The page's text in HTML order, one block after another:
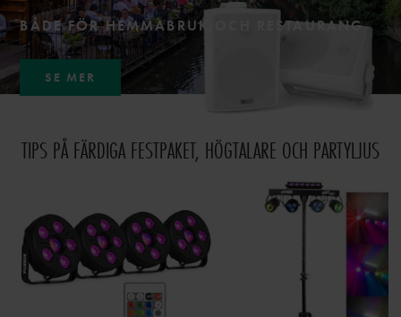
BÅDE FÖR HEMMABRUK OCH RESTAURANG
SE MER
TIPS PÅ FÄRDIGA FESTPAKET, HÖGTALARE OCH PARTYLJUS